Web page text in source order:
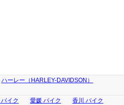
ハーレー（HARLEY-DAVIDSON）
イク 愛媛 バイク 香川 バイク